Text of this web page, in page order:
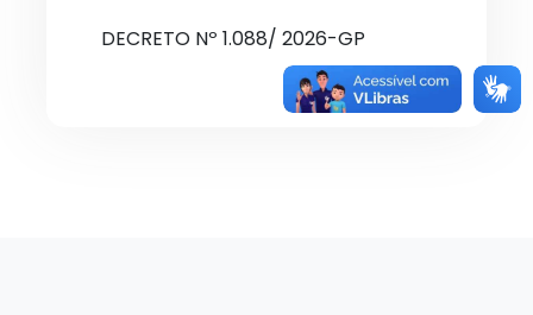
DECRETO Nº 1.088/ 2026-GP